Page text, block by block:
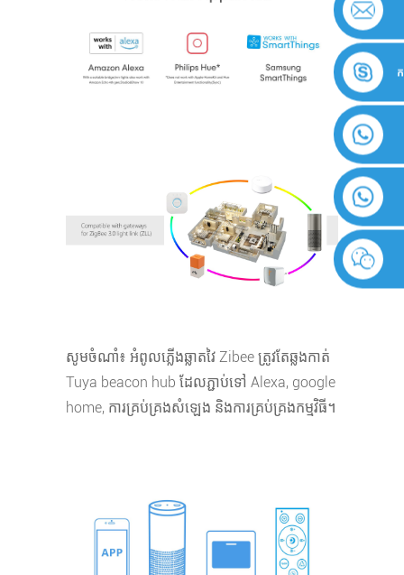
សូមចំណាំ៖ អំពូលភ្លើងឆ្លាតវៃ Zibee ត្រូវតែឆ្លងកាត់
Tuya beacon hub ដែលភ្ជាប់ទៅ Alexa, google
home, ការគ្រប់គ្រងសំឡេង និងការគ្រប់គ្រងកម្មវិធី។